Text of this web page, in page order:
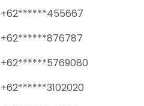
+62******455667
+62******876787
+62******5769080
+62******3102020